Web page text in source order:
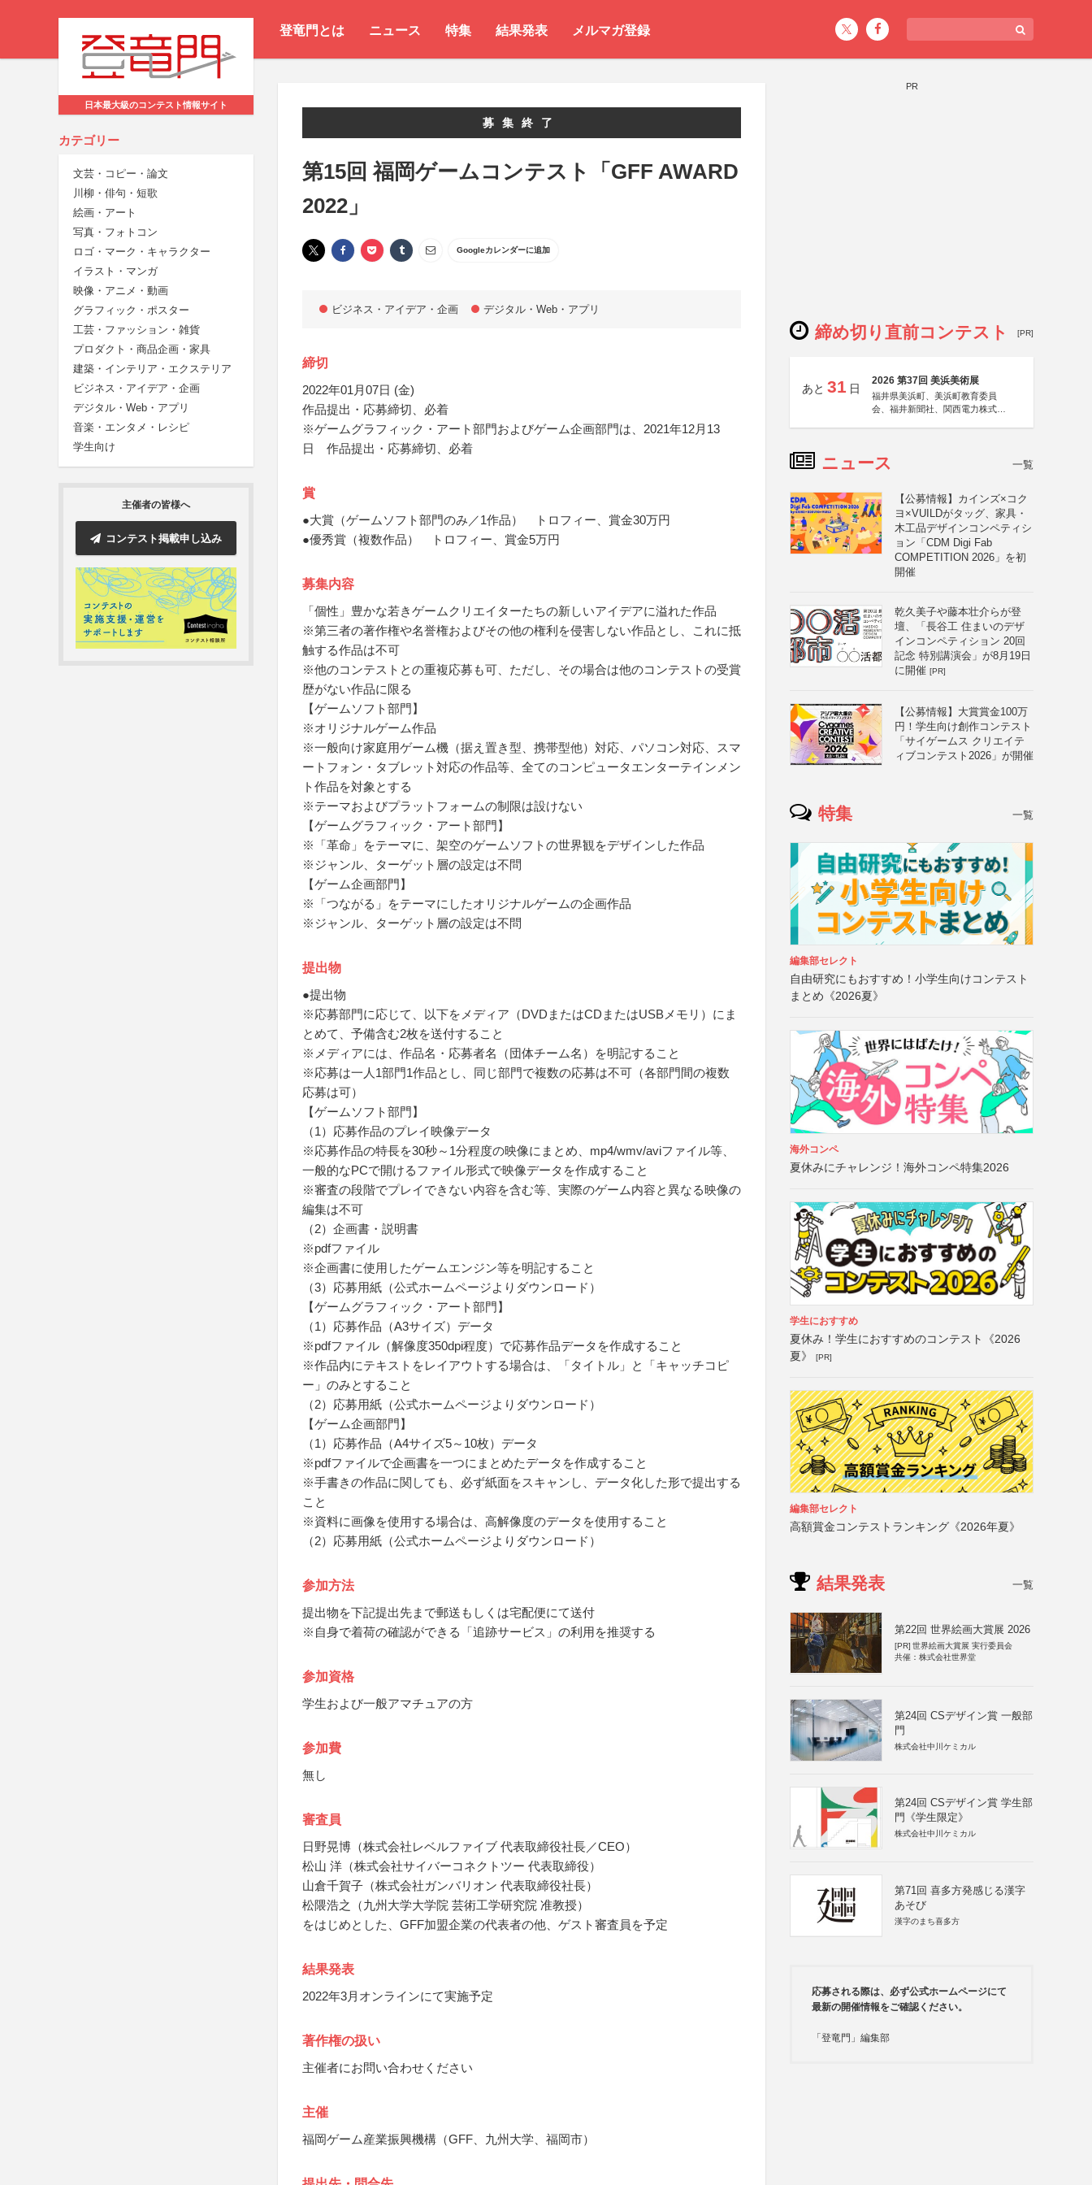
登竜門とは ニュース 特集 結果発表 メルマガ登録
日本最大級のコンテスト情報サイト
カテゴリー
文芸・コピー・論文
川柳・俳句・短歌
絵画・アート
写真・フォトコン
ロゴ・マーク・キャラクター
イラスト・マンガ
映像・アニメ・動画
グラフィック・ポスター
工芸・ファッション・雑貨
プロダクト・商品企画・家具
建築・インテリア・エクステリア
ビジネス・アイデア・企画
デジタル・Web・アプリ
音楽・エンタメ・レシピ
学生向け
主催者の皆様へ
コンテスト掲載申し込み
募集終了
第15回 福岡ゲームコンテスト「GFF AWARD
2022」
Googleカレンダーに追加
ビジネス・アイデア・企画 デジタル・Web・アプリ
締切
2022年01月07日 (金)
作品提出・応募締切、必着
※ゲームグラフィック・アート部門およびゲーム企画部門は、2021年12月13
日 作品提出・応募締切、必着
賞
●大賞（ゲームソフト部門のみ／1作品） トロフィー、賞金30万円
●優秀賞（複数作品） トロフィー、賞金5万円
募集内容
「個性」豊かな若きゲームクリエイターたちの新しいアイデアに溢れた作品
※第三者の著作権や名誉権およびその他の権利を侵害しない作品とし、これに抵
触する作品は不可
※他のコンテストとの重複応募も可、ただし、その場合は他のコンテストの受賞
歴がない作品に限る
【ゲームソフト部門】
※オリジナルゲーム作品
※一般向け家庭用ゲーム機（据え置き型、携帯型他）対応、パソコン対応、スマ
ートフォン・タブレット対応の作品等、全てのコンピュータエンターテインメン
ト作品を対象とする
※テーマおよびプラットフォームの制限は設けない
【ゲームグラフィック・アート部門】
※「革命」をテーマに、架空のゲームソフトの世界観をデザインした作品
※ジャンル、ターゲット層の設定は不問
【ゲーム企画部門】
※「つながる」をテーマにしたオリジナルゲームの企画作品
※ジャンル、ターゲット層の設定は不問
提出物
●提出物
※応募部門に応じて、以下をメディア（DVDまたはCDまたはUSBメモリ）にま
とめて、予備含む2枚を送付すること
※メディアには、作品名・応募者名（団体チーム名）を明記すること
※応募は一人1部門1作品とし、同じ部門で複数の応募は不可（各部門間の複数
応募は可）
【ゲームソフト部門】
（1）応募作品のプレイ映像データ
※応募作品の特長を30秒～1分程度の映像にまとめ、mp4/wmv/aviファイル等、
一般的なPCで開けるファイル形式で映像データを作成すること
※審査の段階でプレイできない内容を含む等、実際のゲーム内容と異なる映像の
編集は不可
（2）企画書・説明書
※pdfファイル
※企画書に使用したゲームエンジン等を明記すること
（3）応募用紙（公式ホームページよりダウンロード）
【ゲームグラフィック・アート部門】
（1）応募作品（A3サイズ）データ
※pdfファイル（解像度350dpi程度）で応募作品データを作成すること
※作品内にテキストをレイアウトする場合は、「タイトル」と「キャッチコピ
ー」のみとすること
（2）応募用紙（公式ホームページよりダウンロード）
【ゲーム企画部門】
（1）応募作品（A4サイズ5～10枚）データ
※pdfファイルで企画書を一つにまとめたデータを作成すること
※手書きの作品に関しても、必ず紙面をスキャンし、データ化した形で提出する
こと
※資料に画像を使用する場合は、高解像度のデータを使用すること
（2）応募用紙（公式ホームページよりダウンロード）
参加方法
提出物を下記提出先まで郵送もしくは宅配便にて送付
※自身で着荷の確認ができる「追跡サービス」の利用を推奨する
参加資格
学生および一般アマチュアの方
参加費
無し
審査員
日野晃博（株式会社レベルファイブ 代表取締役社長／CEO）
松山 洋（株式会社サイバーコネクトツー 代表取締役）
山倉千賀子（株式会社ガンバリオン 代表取締役社長）
松隈浩之（九州大学大学院 芸術工学研究院 准教授）
をはじめとした、GFF加盟企業の代表者の他、ゲスト審査員を予定
結果発表
2022年3月オンラインにて実施予定
著作権の扱い
主催者にお問い合わせください
主催
福岡ゲーム産業振興機構（GFF、九州大学、福岡市）
PR
締め切り直前コンテスト [PR]
あと 31 日
2026 第37回 美浜美術展
福井県美浜町、美浜町教育委員
会、福井新聞社、関西電力株式会
ニュース 一覧
【公募情報】カインズ×コク
ヨ×VUILDがタッグ、家具・
木工品デザインコンペティシ
ョン「CDM Digi Fab
COMPETITION 2026」を初
開催
乾久美子や藤本壮介らが登
壇、「長谷工 住まいのデザ
インコンペティション 20回
記念 特別講演会」が8月19日
に開催 [PR]
【公募情報】大賞賞金100万
円！学生向け創作コンテスト
「サイゲームス クリエイテ
ィブコンテスト2026」が開催
特集 一覧
編集部セレクト
自由研究にもおすすめ！小学生向けコンテスト
まとめ《2026夏》
海外コンペ
夏休みにチャレンジ！海外コンペ特集2026
学生におすすめ
夏休み！学生におすすめのコンテスト《2026
夏》
[PR]
編集部セレクト
高額賞金コンテストランキング《2026年夏》
結果発表 一覧
第22回 世界絵画大賞展 2026
[PR] 世界絵画大賞展 実行委員会
共催：株式会社世界堂
第24回 CSデザイン賞 一般部
門
株式会社中川ケミカル
第24回 CSデザイン賞 学生部
門《学生限定》
株式会社中川ケミカル
第71回 喜多方発感じる漢字
あそび
漢字のまち喜多方
応募される際は、必ず公式ホームページにて
最新の開催情報をご確認ください。
「登竜門」編集部